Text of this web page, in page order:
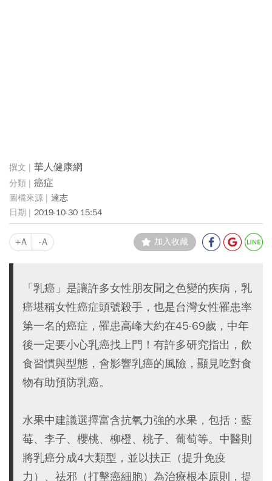
華人健康網
癌症
達志
2019-10-30 15:54
+A -A 加入收藏
「乳癌」是讓許多女性朋友聞之色變的疾病，乳
癌堪稱女性癌症頭號殺手，也是台灣女性罹患率
第一名的癌症，罹患高峰大約在45-69歲，中年
後一定要小心乳癌找上門！有許多研究指出，飲
食習慣與型態，會影響乳癌的風險，顯見吃對食
物有助預防乳癌。
水果中建議選擇富含抗氧力強的水果，包括：藍
莓、李子、櫻桃、柳橙、桃子、葡萄等。中醫則
將乳癌分成4大類型，並以扶正（提升免疫
力）、祛邪（打擊癌細胞）為治療根本原則，提